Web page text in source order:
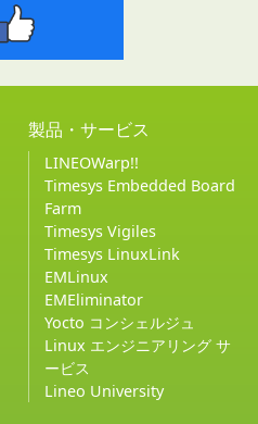
製品・サービス
LINEOWarp!!
Timesys Embedded Board
Farm
Timesys Vigiles
Timesys LinuxLink
EMLinux
EMEliminator
Yocto コンシェルジュ
Linux エンジニアリング サ
ービス
Lineo University